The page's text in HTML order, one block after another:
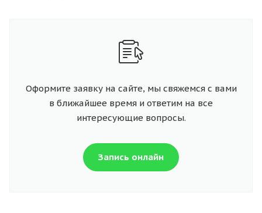
Оформите заявку на сайте, мы свяжемся с вами
в ближайшее время и ответим на все
интересующие вопросы.
Запись онлайн